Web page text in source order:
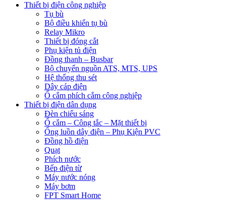
Thiết bị điện công nghiệp
Tụ bù
Bộ điều khiển tụ bù
Relay Mikro
Thiết bị đóng cắt
Phụ kiện tủ điện
Đồng thanh – Busbar
Bộ chuyển nguồn ATS, MTS, UPS
Hệ thống thu sét
Dây cáp điện
Ổ cắm phích cắm công nghiệp
Thiết bị điện dân dụng
Đèn chiếu sáng
Ổ cắm – Công tắc – Mặt thiết bị
Ống luồn dây điện – Phụ Kiện PVC
Đồng hồ điện
Quạt
Phích nước
Bếp điện từ
Máy nước nóng
Máy bơm
FPT Smart Home